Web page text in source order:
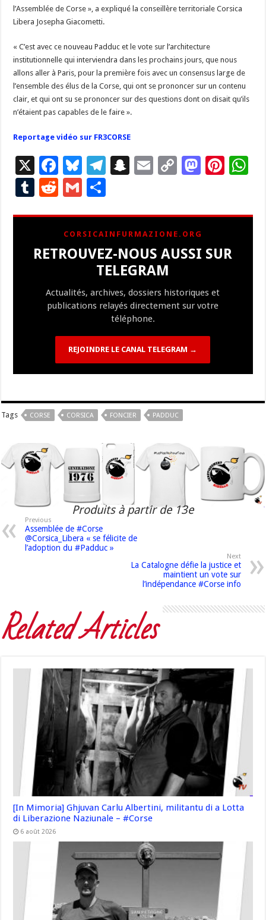
l’Assemblée de Corse », a expliqué la conseillère territoriale Corsica
Libera Josepha Giacometti.
« C’est avec ce nouveau Padduc et le vote sur l’architecture
institutionnelle qui interviendra dans les prochains jours, que nous
allons aller à Paris, pour la première fois avec un consensus large de
l’ensemble des élus de la Corse, qui ont se prononcer sur un contenu
clair, et qui ont su se prononcer sur des questions dont on disait qu’ils
n’étaient pas capables de le faire ».
Reportage vidéo sur FR3CORSE
X
F
ac
e
b
o
o
Bl
u
es
ky
T
gr
a
m
S
p
c
h
at
E
l
C
y
Li
n
M
d
n
Pi
es
T
bl
r
R
d
di
t
G
ai
l
ta
g
er
CORSICAINFURMAZIONE.ORG
RETROUVEZ-NOUS AUSSI SUR
TELEGRAM
Actualités, archives, dossiers historiques et
publications relayés directement sur votre
téléphone.
REJOINDRE LE CANAL TELEGRAM →
Tags CORSE CORSICA FONCIER PADDUC
Produits à partir de 13e
Previous
Assemblée de #Corse
@Corsica_Libera « se félicite de
l’adoption du #Padduc »
Next
La Catalogne défie la justice et
maintient un vote sur
l’indépendance #Corse info
Related Articles
[In Mimoria] Ghjuvan Carlu Albertini, militantu di a Lotta
di Liberazione Naziunale – #Corse
6 août 2026